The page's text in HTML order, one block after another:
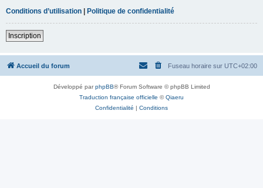
Conditions d’utilisation
Politique de confidentialité
Inscription
Accueil du forum Fuseau horaire sur UTC+02:00
Développé parphpBB® Forum Software © phpBB Limited
Traduction française officielle ©Qiaeru
Confidentialité | Conditions